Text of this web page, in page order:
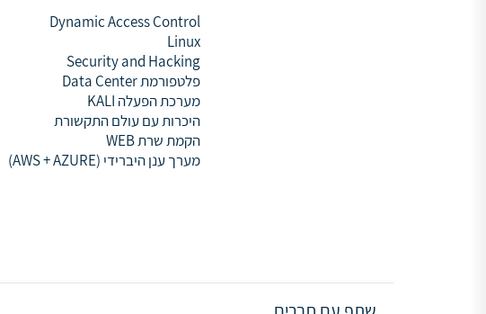
Dynamic Access Control
Linux
Security and Hacking
פלטפורמת Data Center
מערכת הפעלה KALI
היכרות עם עולם התקשורת
הקמת שרת WEB
מערך ענן היברידי (AWS + AZURE)